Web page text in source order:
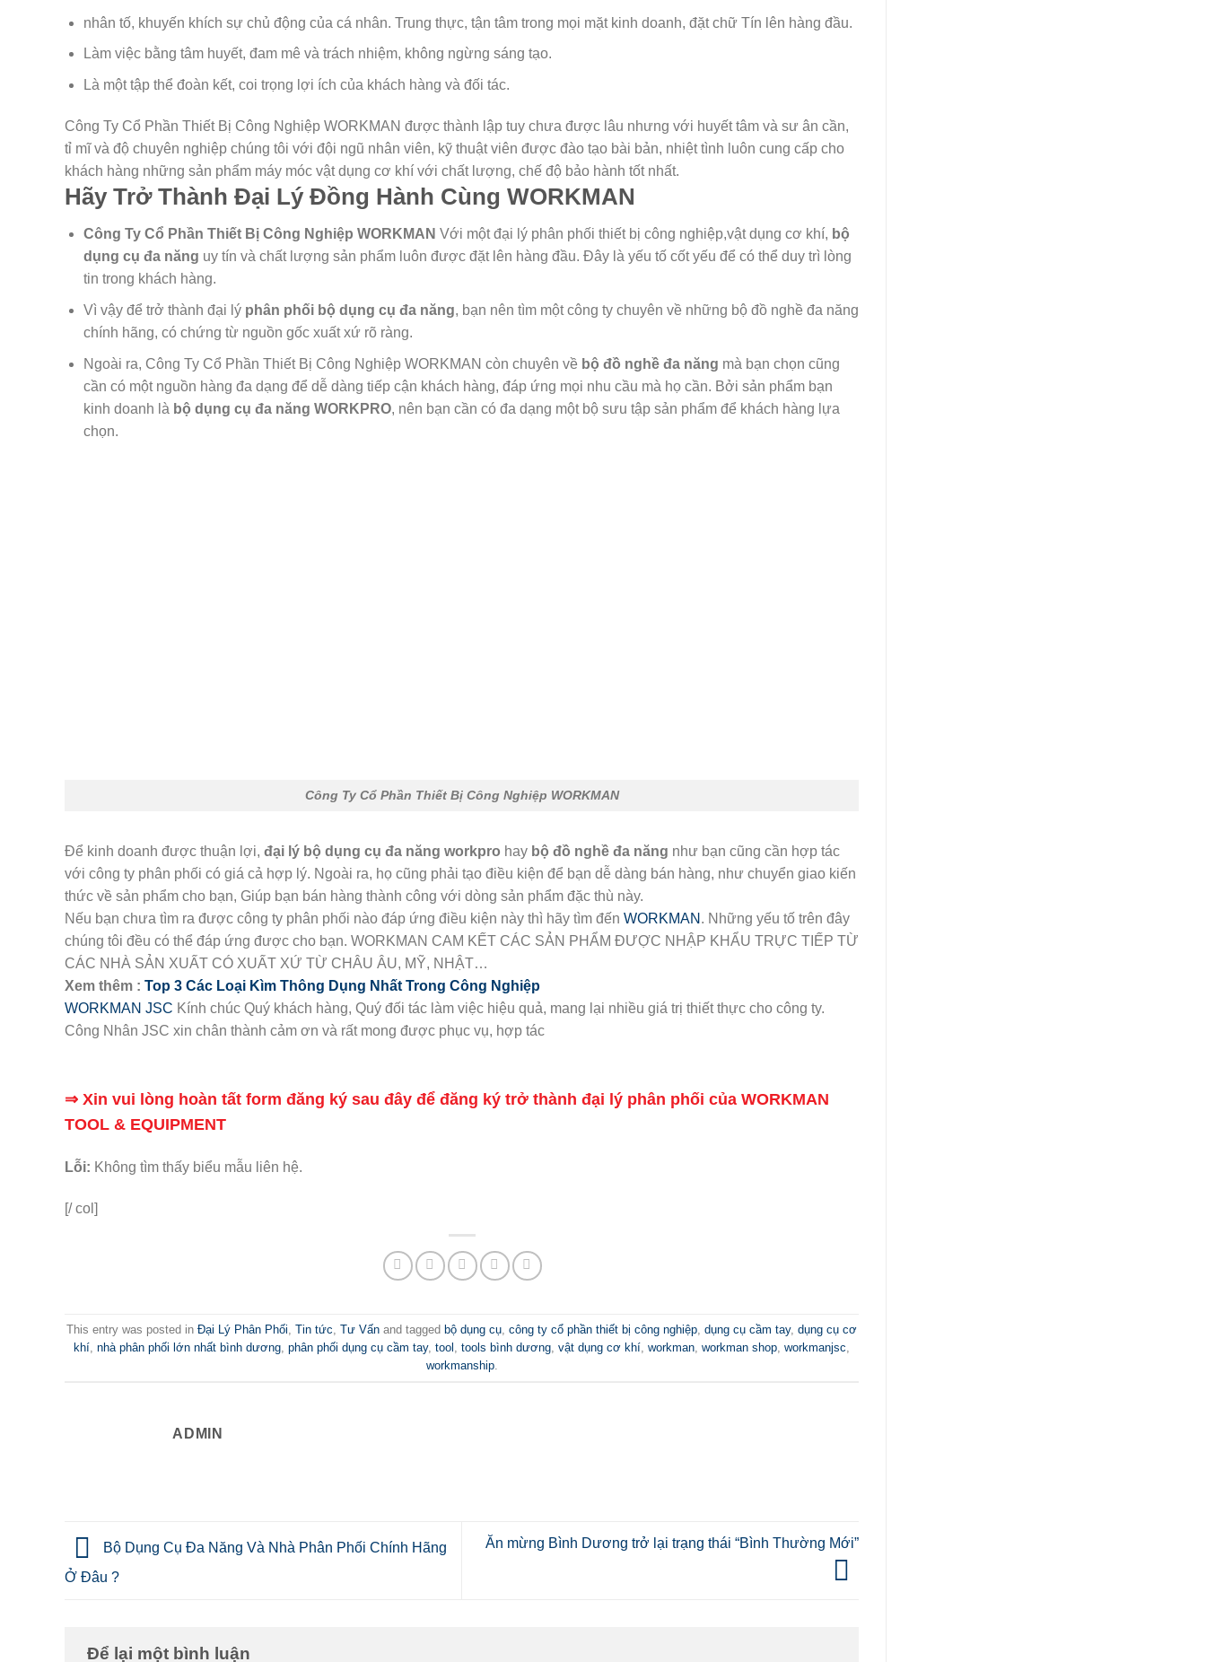
nhân tố, khuyến khích sự chủ động của cá nhân. Trung thực, tận tâm trong mọi mặt kinh doanh, đặt chữ Tín lên hàng đầu.
Làm việc bằng tâm huyết, đam mê và trách nhiệm, không ngừng sáng tạo.
Là một tập thể đoàn kết, coi trọng lợi ích của khách hàng và đối tác.
Công Ty Cổ Phần Thiết Bị Công Nghiệp WORKMAN được thành lập tuy chưa được lâu nhưng với huyết tâm và sư ân cần,
tỉ mĩ và độ chuyên nghiệp chúng tôi với đội ngũ nhân viên, kỹ thuật viên được đào tạo bài bản, nhiệt tình luôn cung cấp cho
khách hàng những sản phẩm máy móc vật dụng cơ khí với chất lượng, chế độ bảo hành tốt nhất.
Hãy Trở Thành Đại Lý Đồng Hành Cùng WORKMAN
Công Ty Cổ Phần Thiết Bị Công Nghiệp WORKMAN Với một đại lý phân phối thiết bị công nghiệp,vật dụng cơ khí, bộ
dụng cụ đa năng uy tín và chất lượng sản phẩm luôn được đặt lên hàng đầu. Đây là yếu tố cốt yếu để có thể duy trì lòng
tin trong khách hàng.
Vì vậy để trở thành đại lý phân phối bộ dụng cụ đa năng, bạn nên tìm một công ty chuyên về những bộ đồ nghề đa năng
chính hãng, có chứng từ nguồn gốc xuất xứ rõ ràng.
Ngoài ra, Công Ty Cổ Phần Thiết Bị Công Nghiệp WORKMAN còn chuyên về bộ đồ nghề đa năng mà bạn chọn cũng
cần có một nguồn hàng đa dạng để dễ dàng tiếp cận khách hàng, đáp ứng mọi nhu cầu mà họ cần. Bởi sản phẩm bạn
kinh doanh là bộ dụng cụ đa năng WORKPRO, nên bạn cần có đa dạng một bộ sưu tập sản phẩm để khách hàng lựa
chọn.
Công Ty Cổ Phần Thiết Bị Công Nghiệp WORKMAN
Để kinh doanh được thuận lợi, đại lý bộ dụng cụ đa năng workpro hay bộ đồ nghề đa năng như bạn cũng cần hợp tác
với công ty phân phối có giá cả hợp lý. Ngoài ra, họ cũng phải tạo điều kiện để bạn dễ dàng bán hàng, như chuyển giao kiến
thức về sản phẩm cho bạn, Giúp bạn bán hàng thành công với dòng sản phẩm đặc thù này.
Nếu bạn chưa tìm ra được công ty phân phối nào đáp ứng điều kiện này thì hãy tìm đến WORKMAN . Những yếu tố trên đây
chúng tôi đều có thể đáp ứng được cho bạn. WORKMAN CAM KẾT CÁC SẢN PHẨM ĐƯỢC NHẬP KHẨU TRỰC TIẾP TỪ
CÁC NHÀ SẢN XUẤT CÓ XUẤT XỨ TỪ CHÂU ÂU, MỸ, NHẬT…
Xem thêm : Top 3 Các Loại Kìm Thông Dụng Nhất Trong Công Nghiệp
WORKMAN JSC Kính chúc Quý khách hàng, Quý đối tác làm việc hiệu quả, mang lại nhiều giá trị thiết thực cho công ty.
Công Nhân JSC xin chân thành cảm ơn và rất mong được phục vụ, hợp tác
⇒ Xin vui lòng hoàn tất form đăng ký sau đây để đăng ký trở thành đại lý phân phối của WORKMAN
TOOL & EQUIPMENT
Lỗi: Không tìm thấy biểu mẫu liên hệ.
[/ col]
This entry was posted in Đại Lý Phân Phối Tin tức Tư Vấn and tagged bộ dụng cụ công ty cổ phần thiết bị công nghiệp dụng cụ cầm tay, dụng cụ cơ
khí nhà phân phối lớn nhất bình dương phân phối dụng cụ cầm tay, tool tools bình dương vật dụng cơ khí workman workman shop workmanjsc
workmanship.
ADMIN
Bộ Dụng Cụ Đa Năng Và Nhà Phân Phối Chính Hãng
Ở Đâu ?
Ăn mừng Bình Dương trở lại trạng thái “Bình Thường Mới”
Để lại một bình luận